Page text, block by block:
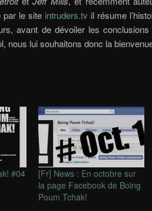
par le site intruders.tv il résume
avant de dévoiler les
nous lui souhaitons donc la
#04
[Fr] News : En octobre sur
la page Facebook de Boing
Poum Tchak!